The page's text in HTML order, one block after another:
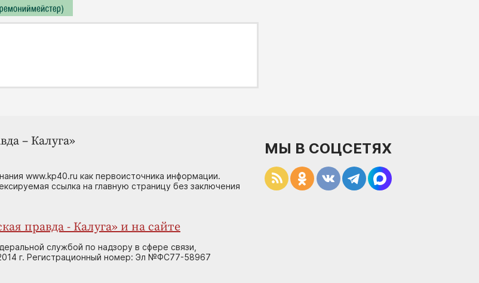
– Калуга»
www.kp40.ru как первоисточника информации.
ссылка на главную страницу без заключения
правда - Калуга» и на сайте
службой по надзору в сфере связи,
г. Регистрационный номер: Эл №ФС77-58967
МЫ В СОЦСЕТЯХ